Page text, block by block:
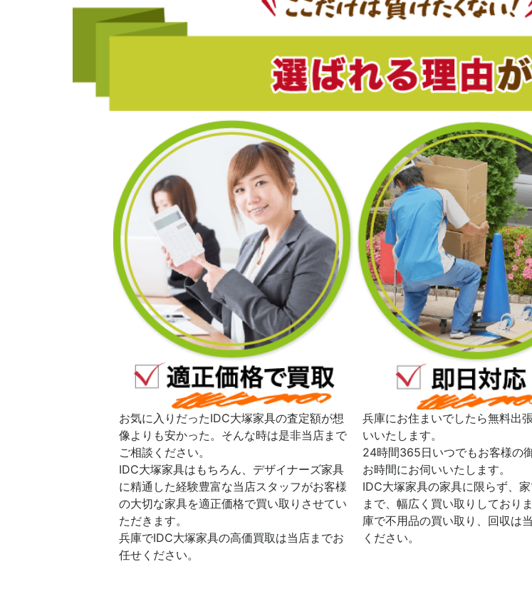
お気に入りだったIDC大塚家具の査定額が想
像よりも安かった。そんな時は是非当店まで
ご相談ください。
IDC大塚家具はもちろん、デザイナーズ家具
に精通した経験豊富な当店スタッフがお客様
の大切な家具を適正価格で買い取りさせてい
ただきます。
兵庫でIDC大塚家具の高価買取は当店までお
任せください。
兵庫にお住まいでしたら無料出
いいたします。
24時間365日いつでもお客様の
お時間にお伺いいたします。
IDC大塚家具の家具に限らず、
まで、幅広く買い取りしており
庫で不用品の買い取り、回収は
ください。